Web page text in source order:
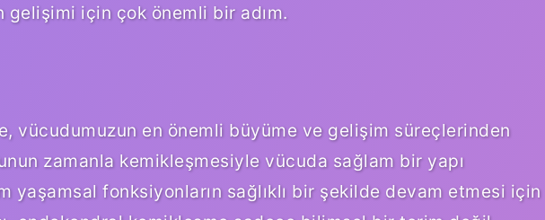
gelişimi için çok önemli bir adım.
vücudumuzun en önemli büyüme ve gelişim süreçlerinden
zamanla kemikleşmesiyle vücuda sağlam bir yapı
yaşamsal fonksiyonların sağlıklı bir şekilde devam etmesi için